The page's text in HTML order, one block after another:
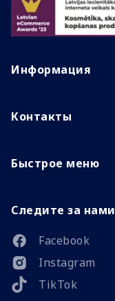
Информация
Контакты
Быстрое меню
Следите за нами
Facebook
Instagram
TikTok